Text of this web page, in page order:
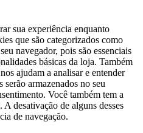
sua experiência enquanto
que são categorizados como
navegador, pois são essenciais
básicas da loja. Também
ajudam a analisar e entender
serão armazenados no seu
Você também tem a
A desativação de alguns desses
de navegação.